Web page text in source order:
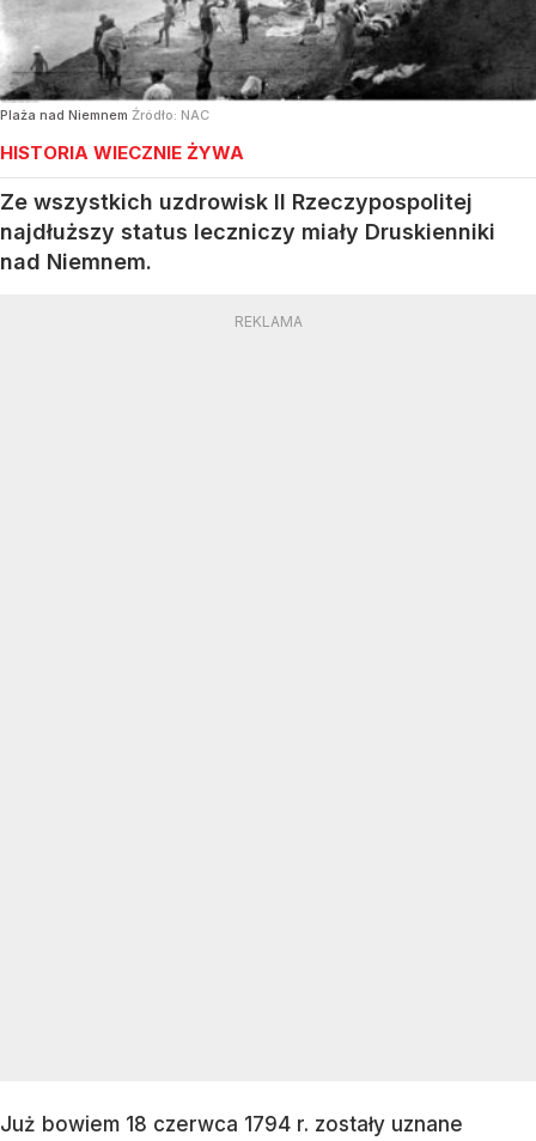
Plaża nad Niemnem Źródło: NAC
HISTORIA WIECZNIE ŻYWA
Ze wszystkich uzdrowisk II Rzeczypospolitej
najdłuższy status leczniczy miały Druskienniki
nad Niemnem.
Już bowiem 18 czerwca 1794 r. zostały uznane